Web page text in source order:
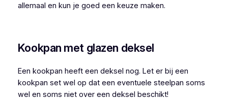
allemaal en kun je goed een keuze maken.
Kookpan met glazen deksel
Een kookpan heeft een deksel nog. Let er bij een
kookpan set wel op dat een eventuele steelpan soms
wel en soms niet over een deksel beschikt!